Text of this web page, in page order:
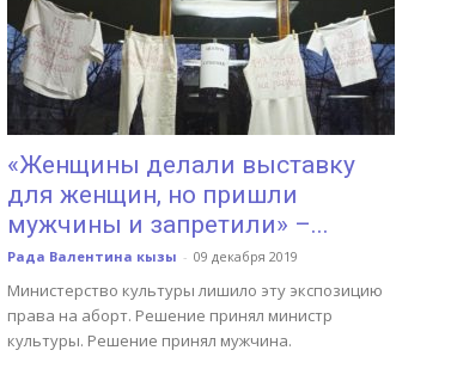
«Женщины делали выставку
для женщин, но пришли
мужчины и запретили» –...
Рада Валентина кызы - 09 декабря 2019
Министерство культуры лишило эту экспозицию
права на аборт. Решение принял министр
культуры. Решение принял мужчина.